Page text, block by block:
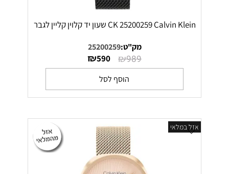
CK 25200259 Calvin Klein שעון יד קלוין קליין לגבר
מק"ט:25200259
₪989
₪590
הוסף לסל
אזל במלאי